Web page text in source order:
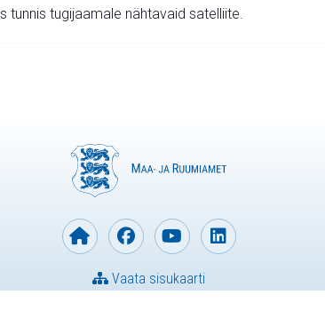
tunnis tugijaamale nähtavaid satelliite.
Vaata sisukaarti